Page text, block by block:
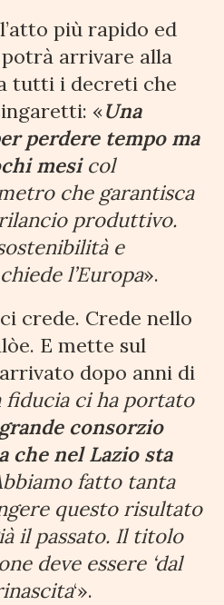
più rapido ed
arrivare alla
tutti i decreti che
«Una
perdere tempo ma
mesi col
che garantisca
produttivo.
e
l’Europa».
crede. Crede nello
E mette sul
dopo anni di
fiducia ci ha portato
consorzio
che nel Lazio sta
fatto tanta
questo risultato
il passato. Il titolo
deve essere ‘dal
‘».